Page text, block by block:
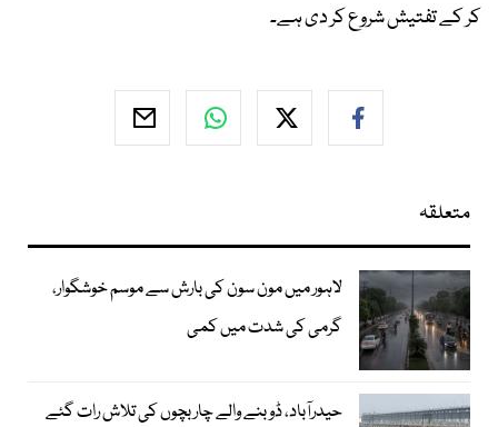
کر کے تفتیش شروع کر دی ہے۔
متعلقہ
لاہور میں مون سون کی بارش سے موسم خوشگوار،
گرمی کی شدت میں کمی
حیدرآباد، ڈوبنے والے چار بچوں کی تلاش رات گئے